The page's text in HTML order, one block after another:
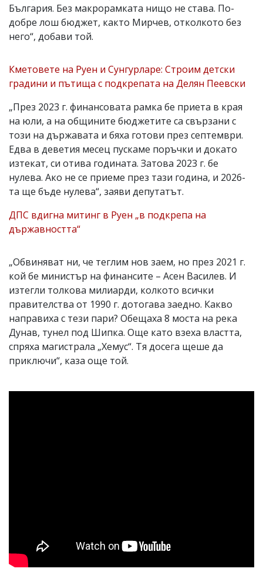
България. Без макрорамката нищо не става. По-
добре лош бюджет, както Мирчев, отколкото без
него“, добави той.
Кметовете на Руен и Сунгурларе: Строим детски
градини и пътища с подкрепата на Делян Пеевски
„През 2023 г. финансовата рамка бе приета в края
на юли, а на общините бюджетите са свързани с
този на държавата и бяха готови през септември.
Едва в деветия месец пускаме поръчки и докато
изтекат, си отива годината. Затова 2023 г. бе
нулева. Ако не се приеме през тази година, и 2026-
та ще бъде нулева“, заяви депутатът.
ДПС вдигна митинг в Руен „в подкрепа на
държавността“
„Обвиняват ни, че теглим нов заем, но през 2021 г.
кой бе министър на финансите – Асен Василев. И
изтегли толкова милиарди, колкото всички
правителства от 1990 г. дотогава заедно. Какво
направиха с тези пари? Обещаха 8 моста на река
Дунав, тунел под Шипка. Още като взеха властта,
спряха магистрала „Хемус“. Тя досега щеше да
приключи“, каза още той.